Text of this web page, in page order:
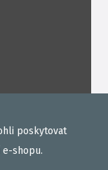
poskytovat
shopu.